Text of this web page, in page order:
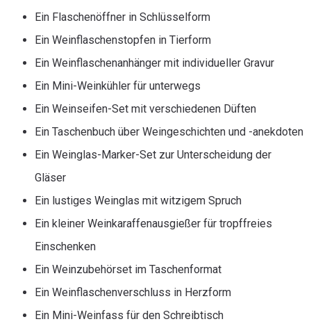
Ein Flaschenöffner in Schlüsselform
Ein Weinflaschenstopfen in Tierform
Ein Weinflaschenanhänger mit individueller Gravur
Ein Mini-Weinkühler für unterwegs
Ein Weinseifen-Set mit verschiedenen Düften
Ein Taschenbuch über Weingeschichten und -anekdoten
Ein Weinglas-Marker-Set zur Unterscheidung der
Gläser
Ein lustiges Weinglas mit witzigem Spruch
Ein kleiner Weinkaraffenausgießer für tropffreies
Einschenken
Ein Weinzubehörset im Taschenformat
Ein Weinflaschenverschluss in Herzform
Ein Mini-Weinfass für den Schreibtisch